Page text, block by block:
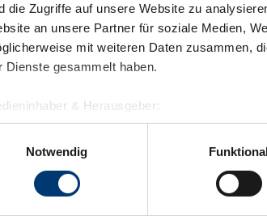
die Zugriffe auf unsere Website zu
an unsere Partner für soziale Medien,
mit weiteren Daten zusammen,
Dienste gesammelt haben.
& Herausgeber:
Bergbahnen Zillertal GmbH & Co KG
23// A-6280 Zell am Ziller
Notwendig